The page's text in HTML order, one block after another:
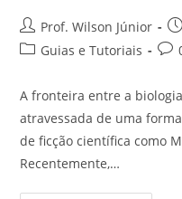
Prof. Wilson Júnior
Guias e Tutoriais
A fronteira entre a
atravessada de uma
de ficção científica como
Recentemente,…